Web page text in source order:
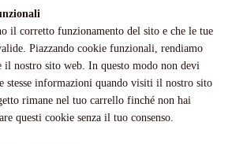
il corretto funzionamento del sito e che le tue
Piazzando cookie funzionali, rendiamo
il nostro sito web. In questo modo non devi
stesse informazioni quando visiti il nostro sito
rimane nel tuo carrello finché non hai
questi cookie senza il tuo consenso.